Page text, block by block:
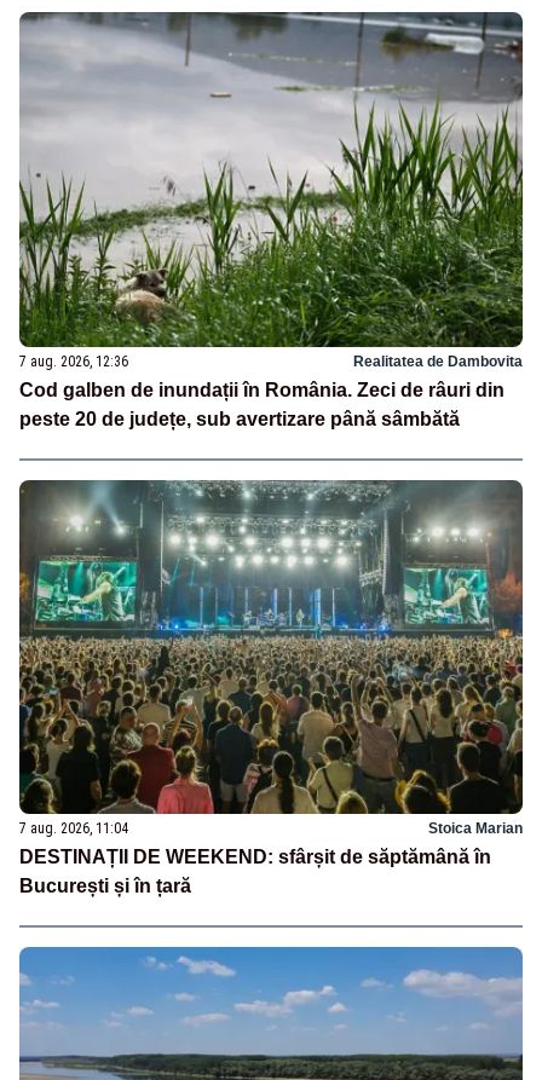
7 aug. 2026, 12:36 Realitatea de Dambovita
Cod galben de inundații în România. Zeci de râuri din
peste 20 de județe, sub avertizare până sâmbătă
7 aug. 2026, 11:04 Stoica Marian
DESTINAȚII DE WEEKEND: sfârșit de săptămână în
București și în țară